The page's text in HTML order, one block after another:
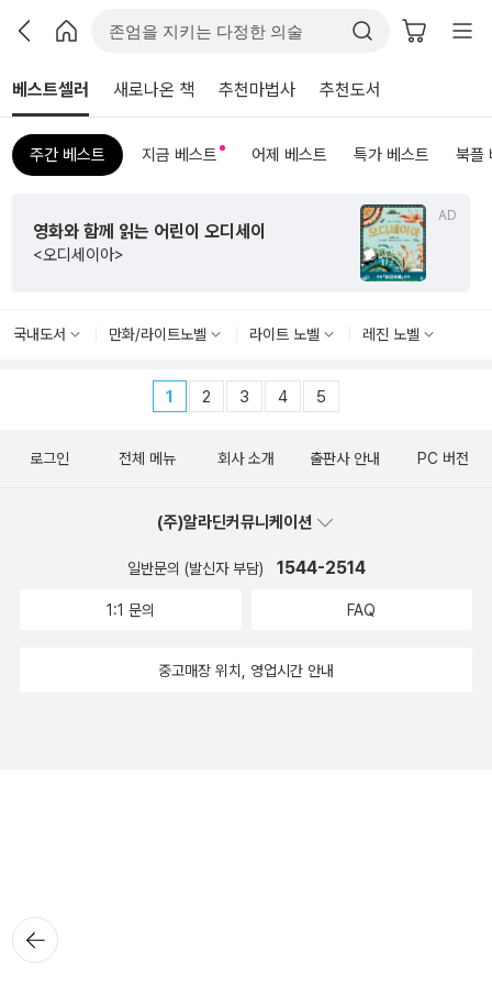
베스트셀러 새로나온 책 추천마법사 추천도서
주간 베스트 지금 베스트 어제 베스트 특가 베스트 북플
AD
영화와 함께 읽는 어린이 오디세이
<오디세이아>
국내도서 만화/라이트노벨 라이트 노벨 레진 노벨
1 2 3 4 5
뒤로가
기
로그인 전체 메뉴 회사 소개 출판사 안내 PC 버전
(주)알라딘커뮤니케이션
일반문의 (발신자 부담) 1544-2514
1:1 문의 FAQ
중고매장 위치, 영업시간 안내